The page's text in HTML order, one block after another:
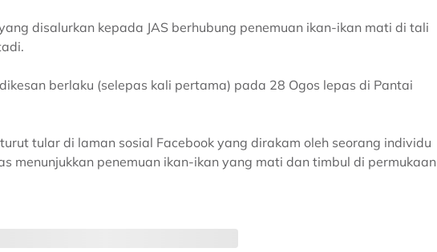
disalurkan kepada JAS berhubung penemuan ikan-ikan mati di tali
berlaku (selepas kali pertama) pada 28 Ogos lepas di Pantai
tular di laman sosial Facebook yang dirakam oleh seorang individu
menunjukkan penemuan ikan-ikan yang mati dan timbul di permukaan